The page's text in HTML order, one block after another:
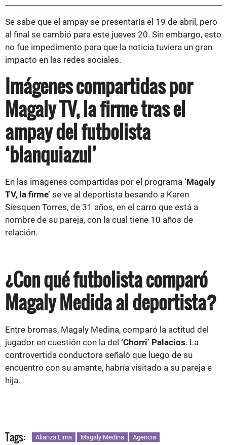
Se sabe que el ampay se presentaría el 19 de abril, pero
al final se cambió para este jueves 20. Sin embargo, esto
no fue impedimento para que la noticia tuviera un gran
impacto en las redes sociales.
Imágenes compartidas por
Magaly TV, la firme tras el
ampay del futbolista
‘blanquiazul’
En las imágenes compartidas por el programa ‘Magaly
TV, la firme’ se ve al deportista besando a Karen
Siesquen Torres, de 31 años, en el carro que está a
nombre de su pareja, con la cual tiene 10 años de
relación.
¿Con qué futbolista comparó
Magaly Medida al deportista?
Entre bromas, Magaly Medina, comparó la actitud del
jugador en cuestión con la del ‘Chorri’ Palacios. La
controvertida conductora señaló que luego de su
encuentro con su amante, habría visitado a su pareja e
hija.
Tags: Alianza Lima Magaly Medina Agencia